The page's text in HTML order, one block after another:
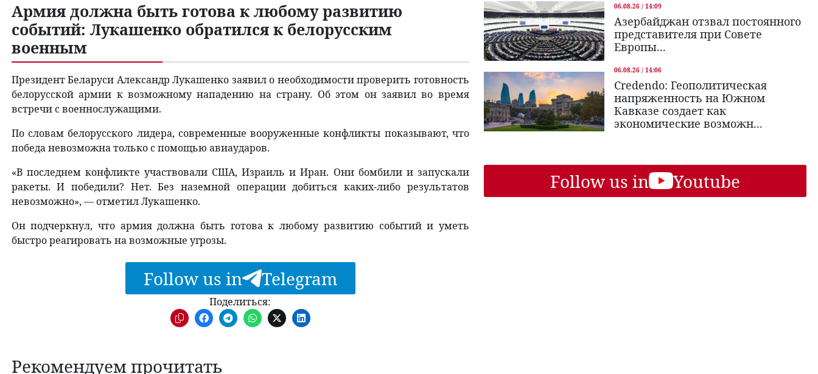
Армия должна быть готова к любому развитию
событий: Лукашенко обратился к белорусским
военным
Президент Беларуси Александр Лукашенко заявил о необходимости проверить готовность
белорусской армии к возможному нападению на страну. Об этом он заявил во время
встречи с военнослужащими.
По словам белорусского лидера, современные вооруженные конфликты показывают, что
победа невозможна только с помощью авиаударов.
«В последнем конфликте участвовали США, Израиль и Иран. Они бомбили и запускали
ракеты. И победили? Нет. Без наземной операции добиться каких-либо результатов
невозможно», — отметил Лукашенко.
Он подчеркнул, что армия должна быть готова к любому развитию событий и уметь
быстро реагировать на возможные угрозы.
Follow us in Telegram
Поделиться:
Рекомендуем прочитать
06.08.26 / 14:09
Азербайджан отзвал постоянного
представителя при Совете
Европы...
06.08.26 / 14:06
Credendo: Геополитическая
напряженность на Южном
Кавказе создает как
экономические возможн...
Follow us in Youtube